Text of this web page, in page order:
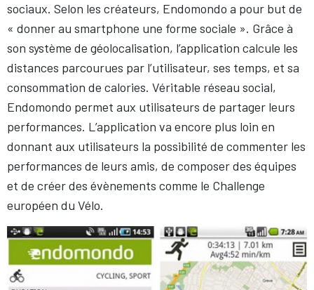
sociaux. Selon les créateurs, Endomondo a pour but de
« donner au smartphone une forme sociale ». Grâce à
son système de géolocalisation, l’application calcule les
distances parcourues par l’utilisateur, ses temps, et sa
consommation de calories. Véritable réseau social,
Endomondo permet aux utilisateurs de partager leurs
performances. L’application va encore plus loin en
donnant aux utilisateurs la possibilité de commenter les
performances de leurs amis, de composer des équipes
et de créer des évènements comme le Challenge
européen du Vélo.